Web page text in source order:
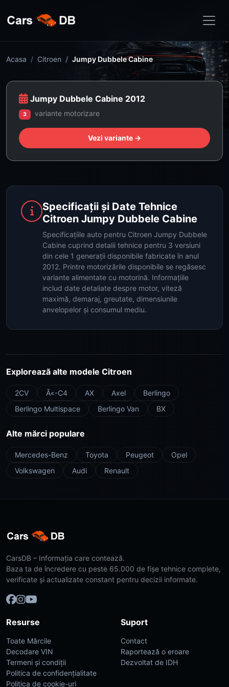
Acasa Citroen Jumpy Dubbele Cabine
Jumpy Dubbele Cabine 2012
3 variante motorizare
Vezi variante →
Specificații și Date Tehnice
Citroen Jumpy Dubbele Cabine
Specificațiile auto pentru Citroen Jumpy Dubbele
Cabine cuprind detalii tehnice pentru 3 versiuni
din cele 1 generații disponibile fabricate în anul
2012. Printre motorizările disponibile se regăsesc
variante alimentate cu motorină. Informațiile
includ date detaliate despre motor, viteză
maximă, demaraj, greutate, dimensiunile
anvelopelor și consumul mediu.
Explorează alte modele Citroen
2CV Ã«-C4 AX Axel
Berlingo
Berlingo Multispace
Berlingo Van BX
Alte mărci populare
Mercedes-Benz Toyota Peugeot
Opel
Volkswagen
Audi Renault
CarsDB – Informația care contează.
Baza ta de încredere cu peste 65.000 de fișe tehnice complete,
verificate și actualizate constant pentru decizii informate.
Resurse
Toate Mărcile
Decodare VIN
Termeni și condiții
Politica de confidențialitate
Politica de cookie-uri
Suport
Contact
Raportează o eroare
Dezvoltat de IDH